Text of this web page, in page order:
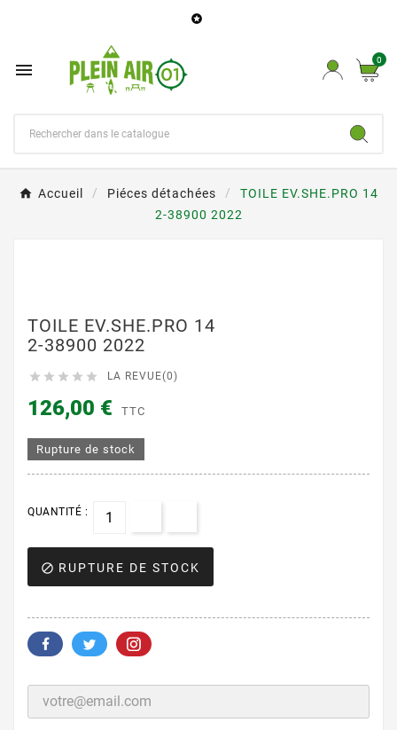

 0
Accueil Piéces détachées
TOILE EV.SHE.PRO 14
2-38900 2022
TOILE EV.SHE.PRO 14
2-38900 2022
     LA REVUE(0)
126,00 € TTC
Rupture de stock
QUANTITÉ :
 RUPTURE DE STOCK